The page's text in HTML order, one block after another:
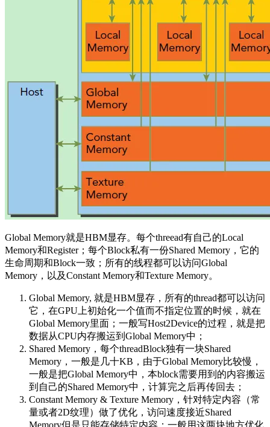
Global Memory就是HBM显存。每个threead有自己的Local
Memory和Register；每个Block私有一份Shared Memory，它的
生命周期和Block一致；所有的线程都可以访问Global
Memory，以及Constant Memory和Texture Memory。
Global Memory, 就是HBM显存，所有的thread都可以访问
它，在GPU上初始化一个值而不指定位置的时候，就在
Global Memory里面；一般写Host2Device的过程，就是把
数据从CPU内存搬运到Global Memory中；
Shared Memory，每个threadBlock独有一块Shared
Memory，一般是几十KB，由于Global Memory比较慢，
一般是把Global Memory中，本block需要用到的内容搬运
到自己的Shared Memory中，计算完之后再传回去；
Constant Memory & Texture Memory，针对特定内容（常
量或者2D纹理）做了优化，访问速度接近Shared